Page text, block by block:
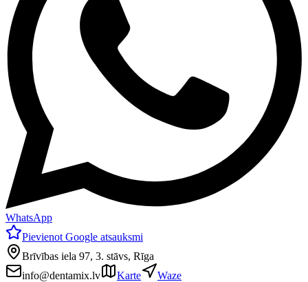
WhatsApp
Pievienot Google atsauksmi
Brīvības iela 97, 3. stāvs, Rīga
info@dentamix.lv
Karte Waze